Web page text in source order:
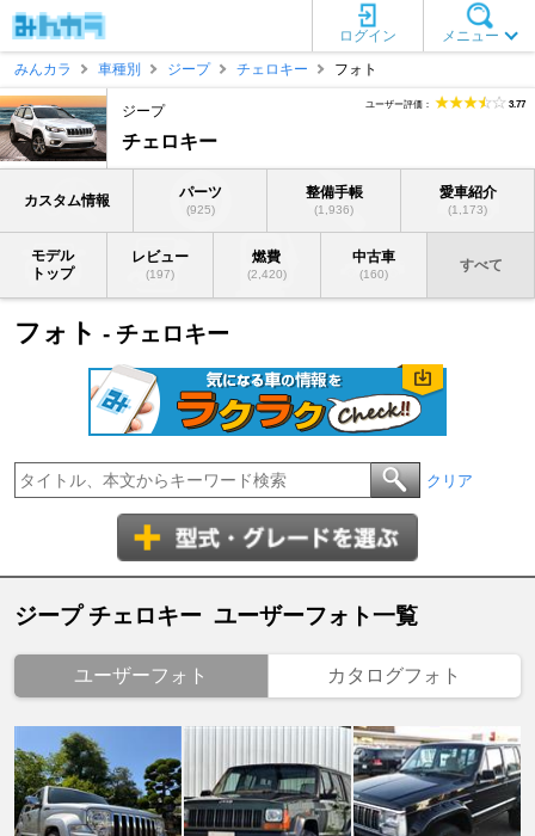
メニュー
ログイン
みんカラ
車種別 ジープ チェロキー フォト
ジープ
チェロキー
ユーザー評価： 3.77
カスタム情報 パーツ
(925)
整備手帳
(1,936)
愛車紹介
(1,173)
モデル
トップ
レビュー
(197)
燃費
(2,420)
中古車
(160)
すべて
フォト - チェロキー
クリア
ジープ チェロキー ユーザーフォト一覧
ユーザーフォト カタログフォト